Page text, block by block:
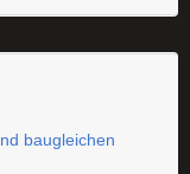
baugleichen